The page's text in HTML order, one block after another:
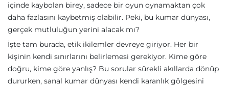
içinde kaybolan birey, sadece bir oyun oynamaktan çok
daha fazlasını kaybetmiş olabilir. Peki, bu kumar dünyası,
gerçek mutluluğun yerini alacak mı?
İşte tam burada, etik ikilemler devreye giriyor. Her bir
kişinin kendi sınırlarını belirlemesi gerekiyor. Kime göre
doğru, kime göre yanlış? Bu sorular sürekli akıllarda dönüp
dururken, sanal kumar dünyası kendi karanlık gölgesini